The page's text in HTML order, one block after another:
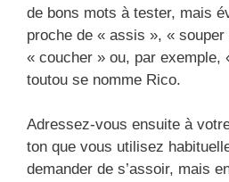
de bons mots à tester, mais
proche de « assis », «
« coucher » ou, par exemple,
toutou se nomme Rico.
Adressez-vous ensuite à
ton que vous utilisez
demander de s’assoir, mais